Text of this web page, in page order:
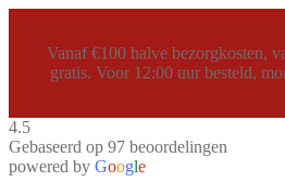
Vanaf €100 halve bezorgkosten,
gratis. Voor 12:00 uur besteld,
4.5
Gebaseerd op 97 beoordelingen
powered by Google